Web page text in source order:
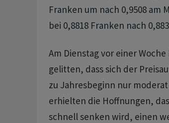
Franken um nach 0,9508 am
bei 0,8818 Franken nach
Am Dienstag vor einer
gelitten, dass sich der
zu Jahresbeginn nur
erhielten die Hoffnungen,
schnell senken wird, einen